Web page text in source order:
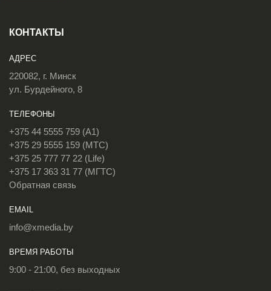
КОНТАКТЫ
АДРЕС
220082, г. Минск
ул. Бурдейного, 8
ТЕЛЕФОНЫ
+375 44 5555 759 (A1)
+375 29 5555 159 (МТС)
+375 25 777 77 22 (Life)
+375 17 363 31 77 (МГТС)
Обратная связь
EMAIL
info@xmedia.by
ВРЕМЯ РАБОТЫ
9:00 - 21:00, без выходных